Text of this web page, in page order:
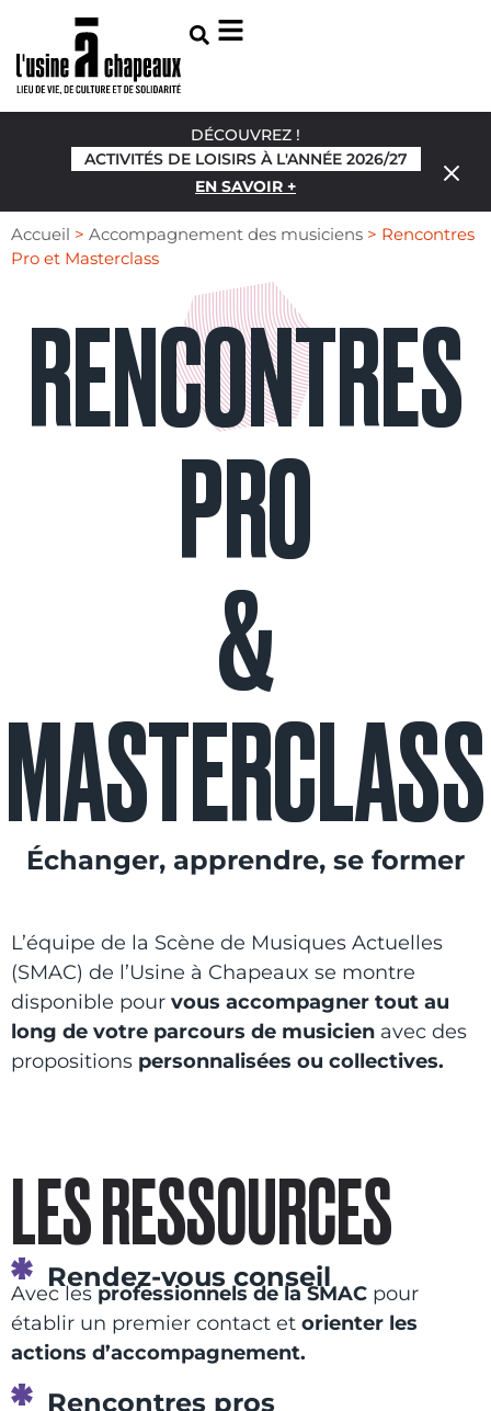
DÉCOUVREZ !
ACTIVITÉS DE LOISIRS À L'ANNÉE 2026/27
EN SAVOIR +
Accueil > Accompagnement des musiciens > Rencontres
Pro et Masterclass
RENCONTRES
PRO
&
MASTERCLASS
Échanger, apprendre, se former
L’équipe de la Scène de Musiques Actuelles
(SMAC) de l’Usine à Chapeaux se montre
disponible pour vous accompagner tout au
long de votre parcours de musicien avec des
propositions personnalisées ou collectives.
LES RESSOURCES
Rendez-vous conseil
Avec lesprofessionnels de la SMAC pour
établir un premier contact et orienter les
actions d’accompagnement.
Rencontres pros